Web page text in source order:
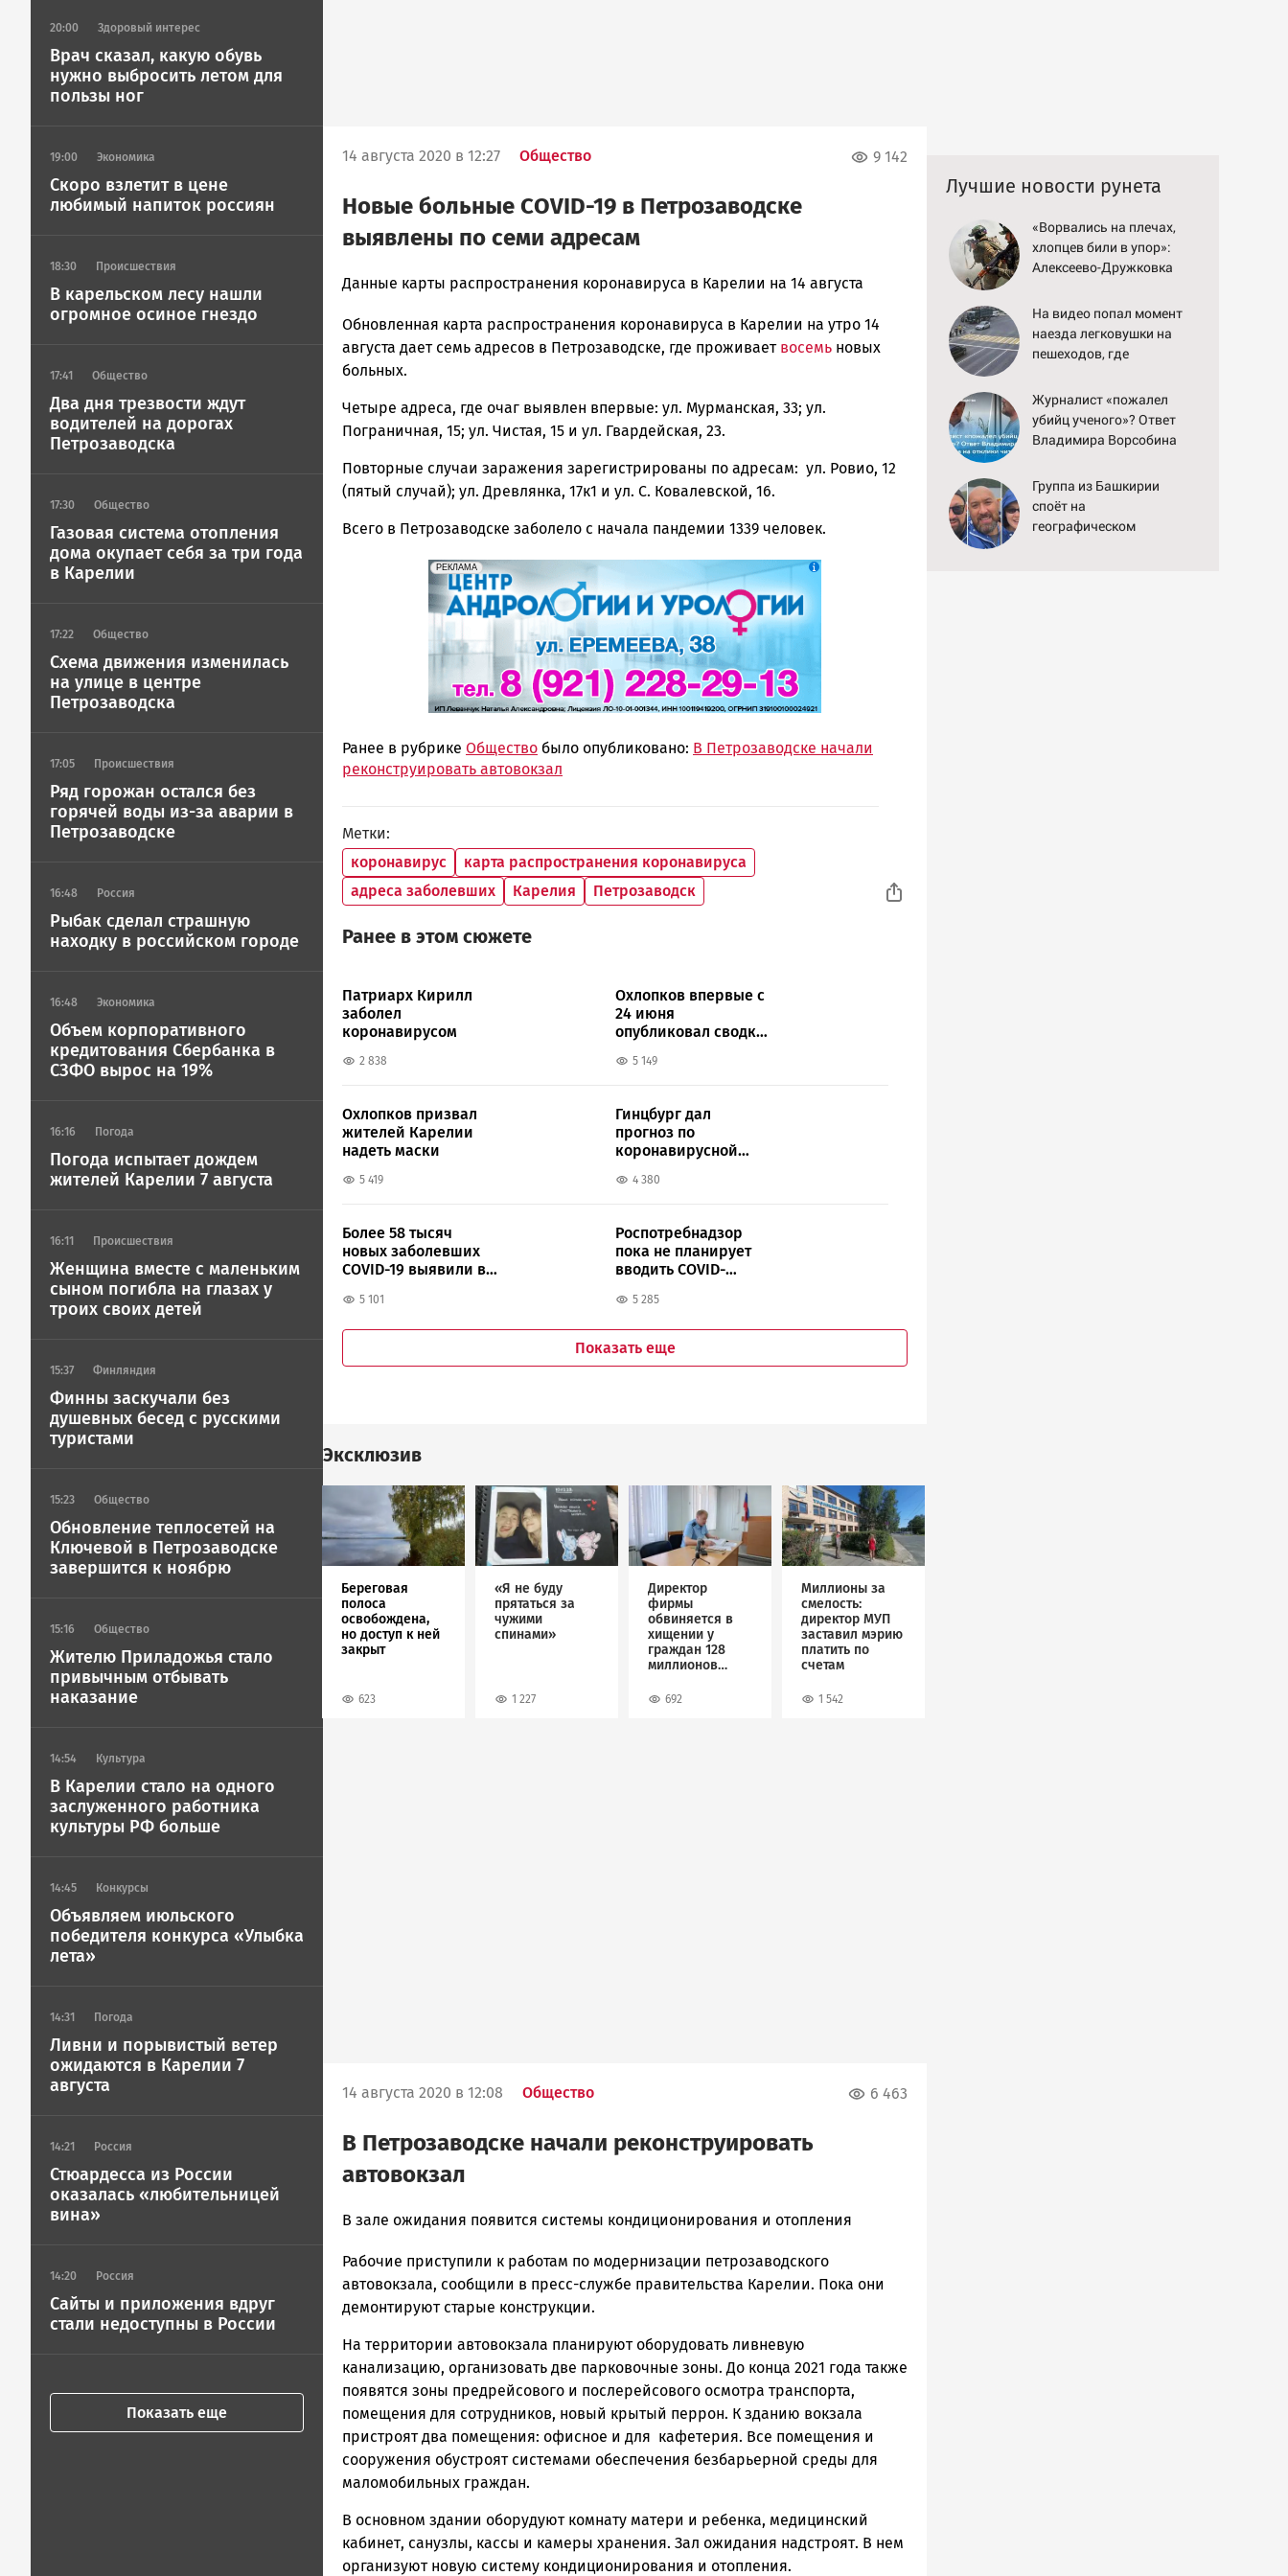
20:00 Здоровый интерес
Врач сказал, какую обувь
нужно выбросить летом для
пользы ног
19:00 Экономика
Скоро взлетит в цене
любимый напиток россиян
18:30 Происшествия
В карельском лесу нашли
огромное осиное гнездо
17:41 Общество
Два дня трезвости ждут
водителей на дорогах
Петрозаводска
17:30 Общество
Газовая система отопления
дома окупает себя за три года
в Карелии
17:22 Общество
Схема движения изменилась
на улице в центре
Петрозаводска
17:05 Происшествия
Ряд горожан остался без
горячей воды из-за аварии в
Петрозаводске
16:48 Россия
Рыбак сделал страшную
находку в российском городе
16:48 Экономика
Объем корпоративного
кредитования Сбербанка в
СЗФО вырос на 19%
16:16 Погода
Погода испытает дождем
жителей Карелии 7 августа
16:11 Происшествия
Женщина вместе с маленьким
сыном погибла на глазах у
троих своих детей
15:37 Финляндия
Финны заскучали без
душевных бесед с русскими
туристами
15:23 Общество
Обновление теплосетей на
Ключевой в Петрозаводске
завершится к ноябрю
15:16 Общество
Жителю Приладожья стало
привычным отбывать
наказание
14:54 Культура
В Карелии стало на одного
заслуженного работника
культуры РФ больше
14:45 Конкурсы
Объявляем июльского
победителя конкурса «Улыбка
лета»
14:31 Погода
Ливни и порывистый ветер
ожидаются в Карелии 7
августа
14:21 Россия
Стюардесса из России
оказалась «любительницей
вина»
14:20 Россия
Сайты и приложения вдруг
стали недоступны в России
Показать еще
14 августа 2020 в 12:27 Общество 9 142
Новые больные COVID-19 в Петрозаводске
выявлены по семи адресам
Елена
Новости
Петрозаводска
и
|
Петрозаводск
Данные карты распространения коронавируса в Карелии на 14 августа
Обновленная карта распространения коронавируса в Карелии на утро 14
августа дает семь адресов в Петрозаводске, где проживает восемь новых
больных.
Четыре адреса, где очаг выявлен впервые: ул. Мурманская, 33; ул.
Пограничная, 15; ул. Чистая, 15 и ул. Гвардейская, 23.
Повторные случаи заражения зарегистрированы по адресам: ул. Ровио, 12
(пятый случай); ул. Древлянка, 17к1 и ул. С. Ковалевской, 16.
Всего в Петрозаводске заболело с начала пандемии 1339 человек.
erid: 2SDnjek5YUa
РЕКЛАМА
Реклама
Ранее в рубрике Общество было опубликовано: В Петрозаводске начали
реконструировать автовокзал
Метки
коронавирус
карта распространения коронавируса
адреса заболевших
Карелия Петрозаводск
Ранее в этом сюжете
Патриарх Кирилл
заболел
коронавирусом
2 838
Охлопков впервые с
24 июня
опубликовал сводку
5 149
Охлопков призвал
жителей Карелии
надеть маски
5 419
Гинцбург дал
прогноз по
коронавирусной
4 380
Более 58 тысяч
новых заболевших
COVID-19 выявили в
5 101
Роспотребнадзор
пока не планирует
вводить COVID-
Карелии
5 285
Показать еще
Эксклюзив
Береговая
полоса
освобождена,
но доступ к ней
закрыт
623
Image
«Я не буду
прятаться за
чужими
спинами»
1 227
Директор
фирмы
обвиняется в
хищении у
граждан 128
миллионов
692
Image
Миллионы за
смелость:
директор МУП
заставил мэрию
платить по
счетам
1 542
14 августа 2020 в 12:08 Общество 6 463
В Петрозаводске начали реконструировать
автовокзал
Корректор
Петрозаводска
и
Карелии
Петрозаводск
ГОВОРИТ
В зале ожидания появится системы кондиционирования и отопления
Рабочие приступили к работам по модернизации петрозаводского
автовокзала, сообщили в пресс-службе правительства Карелии. Пока они
демонтируют старые конструкции.
На территории автовокзала планируют оборудовать ливневую
канализацию, организовать две парковочные зоны. До конца 2021 года также
появятся зоны предрейсового и послерейсового осмотра транспорта,
помещения для сотрудников, новый крытый перрон. К зданию вокзала
пристроят два помещения: офисное и для кафетерия. Все помещения и
сооружения обустроят системами обеспечения безбарьерной среды для
маломобильных граждан.
В основном здании оборудуют комнату матери и ребенка, медицинский
кабинет, санузлы, кассы и камеры хранения. Зал ожидания надстроят. В нем
организуют новую систему кондиционирования и отопления.
Лучшие новости рунета
«Ворвались на плечах,
хлопцев били в упор»:
Алексеево-Дружковка
«птах Мадьяра»
На видео попал момент
наезда легковушки на
пешеходов, где
восемь человек
06/08/2026 – Новости
Журналист «пожалел
убийц ученого»? Ответ
Владимира Ворсобина
Группа из Башкирии
споёт на
географическом